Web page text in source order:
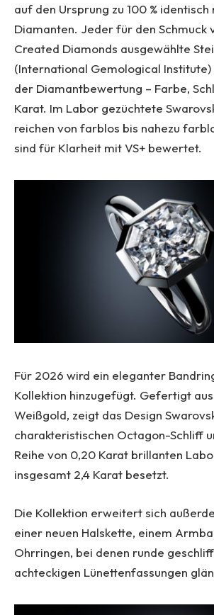
auf den Ursprung zu 100 %
Diamanten. Jeder für den Schmuck
Created Diamonds ausgewählte
(International Gemological Institute)
der Diamantbewertung – Farbe,
Karat. Im Labor gezüchtete
reichen von farblos bis nahezu
sind für Klarheit mit VS+ bewertet.
Für 2026 wird ein eleganter
Kollektion hinzugefügt. Gefertigt
Weißgold, zeigt das Design
charakteristischen Octagon-Schliff
Reihe von 0,20 Karat brillanten
insgesamt 2,4 Karat besetzt.
Die Kollektion erweitert sich
einer neuen Halskette, einem
Ohrringen, bei denen runde
achteckigen Lünettenfassungen